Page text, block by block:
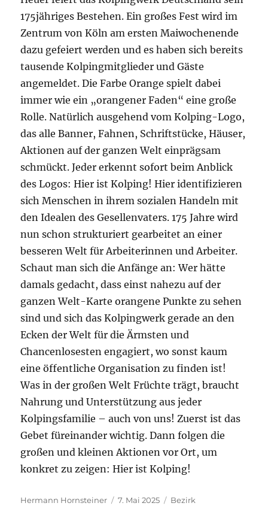
175jähriges Bestehen. Ein großes Fest wird im
Zentrum von Köln am ersten Maiwochenende
dazu gefeiert werden und es haben sich bereits
tausende Kolpingmitglieder und Gäste
angemeldet. Die Farbe Orange spielt dabei
immer wie ein „orangener Faden“ eine große
Rolle. Natürlich ausgehend vom Kolping-Logo,
das alle Banner, Fahnen, Schriftstücke, Häuser,
Aktionen auf der ganzen Welt einprägsam
schmückt. Jeder erkennt sofort beim Anblick
des Logos: Hier ist Kolping! Hier identifizieren
sich Menschen in ihrem sozialen Handeln mit
den Idealen des Gesellenvaters. 175 Jahre wird
nun schon strukturiert gearbeitet an einer
besseren Welt für Arbeiterinnen und Arbeiter.
Schaut man sich die Anfänge an: Wer hätte
damals gedacht, dass einst nahezu auf der
ganzen Welt-Karte orangene Punkte zu sehen
sind und sich das Kolpingwerk gerade an den
Ecken der Welt für die Ärmsten und
Chancenlosesten engagiert, wo sonst kaum
eine öffentliche Organisation zu finden ist!
Was in der großen Welt Früchte trägt, braucht
Nahrung und Unterstützung aus jeder
Kolpingsfamilie – auch von uns! Zuerst ist das
Gebet füreinander wichtig. Dann folgen die
großen und kleinen Aktionen vor Ort, um
konkret zu zeigen: Hier ist Kolping!
Autor
Hermann Hornsteiner
Veröffentlicht
7. Mai 2025 Kategorien
Bezirk